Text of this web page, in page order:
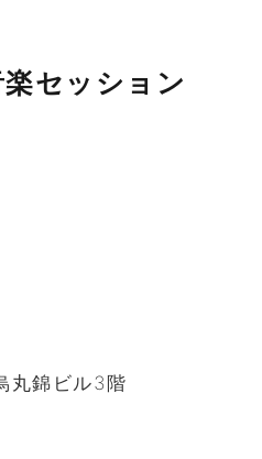
セッション
丸錦ビル3階